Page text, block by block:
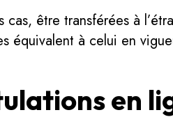
être transférées à
équivalent à celui en
en